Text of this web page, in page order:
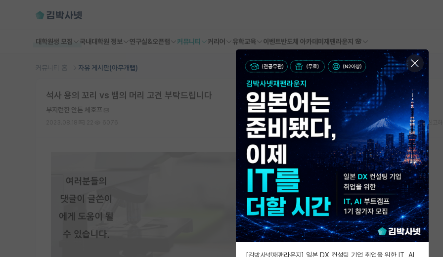
대학원생 모집 국내대학원 정보 연구실&오픈랩 커뮤니티 커리어 유학교육 이벤트반도체 아카데미 재팬라운지 🌸
커뮤니티 홈 자유 게시판(아무개랩)
석사 용의 꼬리 vs 뱀의 머리 고견 부탁드립니다
부지런한 안톤 체호프
스크랩 신고하
[김박사넷재팬라운지] 일본 DX 컨설팅 기업 취업을 위한 IT, AI